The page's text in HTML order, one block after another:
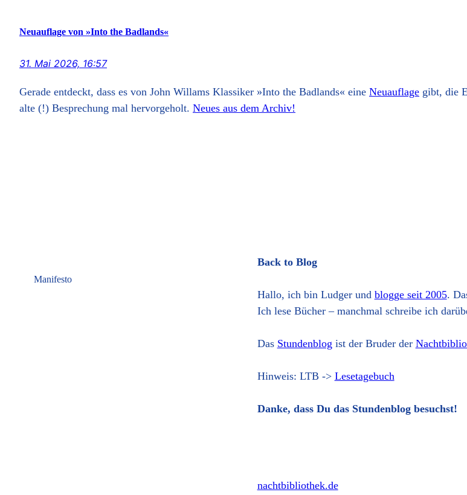
Neuauflage von »Into the Badlands«
31. Mai 2026, 16:57
Gerade entdeckt, dass es von John Willams Klassiker »Into the Badlands« eine Neuauflage gibt, die
alte (!) Besprechung mal hervorgeholt. Neues aus dem Archiv!
Manifesto
Back to Blog
Hallo, ich bin Ludger und blogge seit 2005.
Ich lese Bücher – manchmal schreibe ich
Das Stundenblog ist der Bruder der
Hinweis: LTB -> Lesetagebuch
Danke, dass Du das Stundenblog besuchst!
nachtbibliothek.de